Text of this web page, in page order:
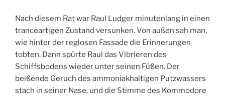
Nach diesem Rat war Raul Ludger minutenlang in einen
tranceartigen Zustand versunken. Von außen sah man,
wie hinter der reglosen Fassade die Erinnerungen
tobten. Dann spürte Raul das Vibrieren des
Schiffsbodens wieder unter seinen Füßen. Der
beißende Geruch des ammoniakhaltigen Putzwassers
stach in seiner Nase, und die Stimme des Kommodore